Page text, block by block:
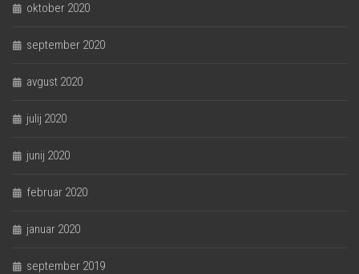
oktober 2020
september 2020
avgust 2020
julij 2020
junij 2020
februar 2020
januar 2020
september 2019